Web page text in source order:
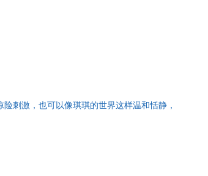
刺激，也可以像琪琪的世界这样温和恬静，